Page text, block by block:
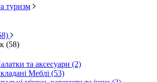
туризм
(58)
та аксесуари (2)
Меблі (53)